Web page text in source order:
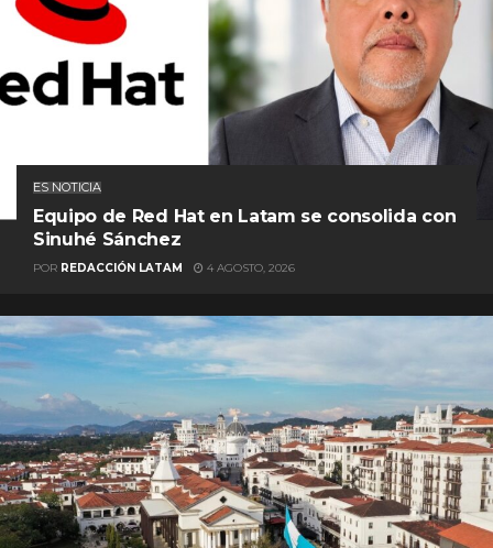
ES NOTICIA
Equipo de Red Hat en Latam se consolida con
Sinuhé Sánchez
POR REDACCIÓN LATAM 4 AGOSTO, 2026